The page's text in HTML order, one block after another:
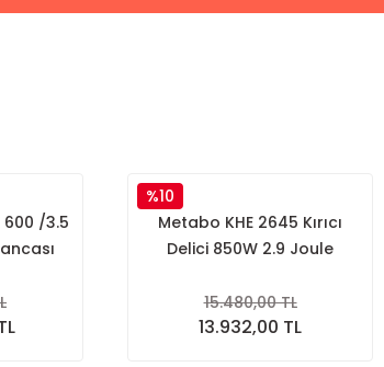
600 /3.5
%10
Metabo KHE 2645 Kırıcı
Delici 850W 2.9 Joule
15.480,00 TL
13.932,00 TL